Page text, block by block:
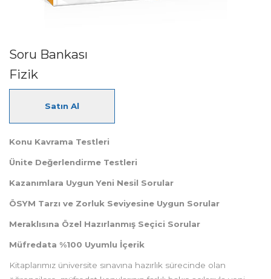
Soru Bankası
Fizik
Satın Al
Konu Kavrama Testleri
Ünite Değerlendirme Testleri
Kazanımlara Uygun Yeni Nesil Sorular
ÖSYM Tarzı ve Zorluk Seviyesine Uygun Sorular
Meraklısına Özel Hazırlanmış Seçici Sorular
Müfredata %100 Uyumlu İçerik
Kitaplarımız üniversite sınavına hazırlık sürecinde olan